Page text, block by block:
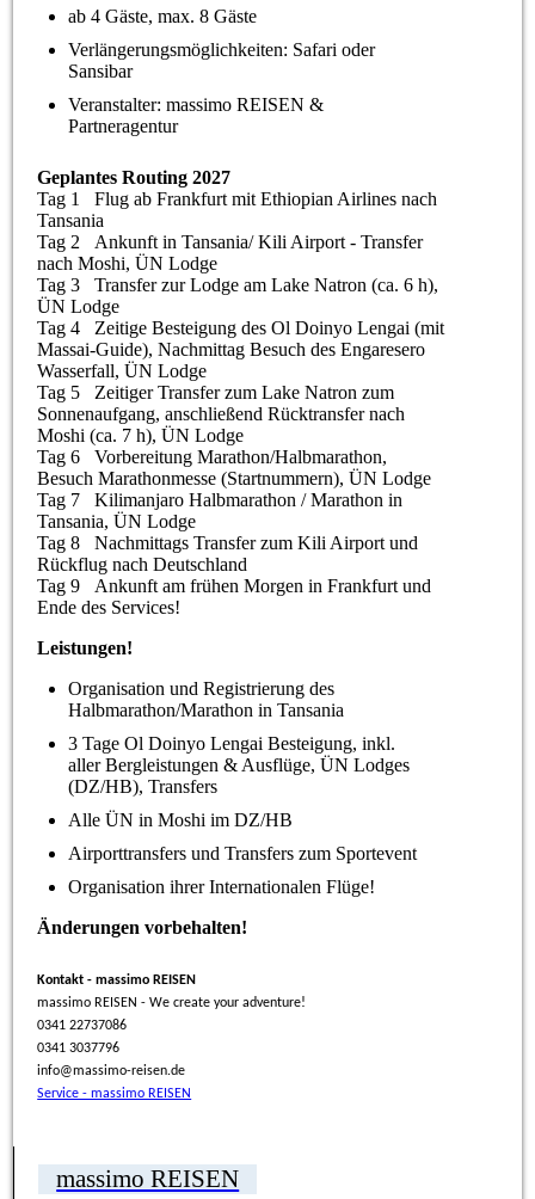
ab 4 Gäste, max. 8 Gäste
Verlängerungsmöglichkeiten: Safari oder
Sansibar
Veranstalter: massimo REISEN &
Partneragentur
Geplantes Routing 2027
Tag 1 Flug ab Frankfurt mit Ethiopian Airlines nach
Tansania
Tag 2 Ankunft in Tansania/ Kili Airport - Transfer
nach Moshi, ÜN Lodge
Tag 3 Transfer zur Lodge am Lake Natron (ca. 6 h),
ÜN Lodge
Tag 4 Zeitige Besteigung des Ol Doinyo Lengai (mit
Massai-Guide), Nachmittag Besuch des Engaresero
Wasserfall, ÜN Lodge
Tag 5 Zeitiger Transfer zum Lake Natron zum
Sonnenaufgang, anschließend Rücktransfer nach
Moshi (ca. 7 h), ÜN Lodge
Tag 6 Vorbereitung Marathon/Halbmarathon,
Besuch Marathonmesse (Startnummern), ÜN Lodge
Tag 7 Kilimanjaro Halbmarathon / Marathon in
Tansania, ÜN Lodge
Tag 8 Nachmittags Transfer zum Kili Airport und
Rückflug nach Deutschland
Tag 9 Ankunft am frühen Morgen in Frankfurt und
Ende des Services!
Leistungen!
Organisation und Registrierung des
Halbmarathon/Marathon in Tansania
3 Tage Ol Doinyo Lengai Besteigung, inkl.
aller Bergleistungen & Ausflüge, ÜN Lodges
(DZ/HB), Transfers
Alle ÜN in Moshi im DZ/HB
Airporttransfers und Transfers zum Sportevent
Organisation ihrer Internationalen Flüge!
Änderungen vorbehalten!
Kontakt - massimo REISEN
massimo REISEN - We create your adventure!
0341 22737086
0341 3037796
info@massimo-reisen.de
Service - massimo REISEN
massimo REISEN